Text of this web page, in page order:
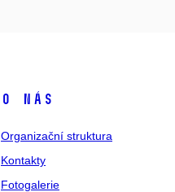
O nás
Organizační struktura
Kontakty
Fotogalerie